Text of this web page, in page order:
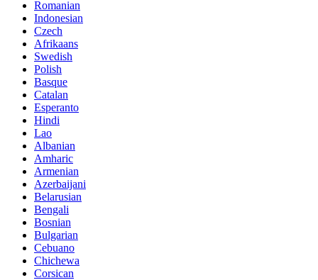
Romanian
Indonesian
Czech
Afrikaans
Swedish
Polish
Basque
Catalan
Esperanto
Hindi
Lao
Albanian
Amharic
Armenian
Azerbaijani
Belarusian
Bengali
Bosnian
Bulgarian
Cebuano
Chichewa
Corsican